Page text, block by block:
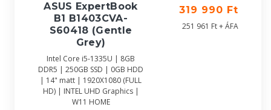
ASUS ExpertBook
B1 B1403CVA-
S60418 (Gentle
Grey)
Intel Core i5-1335U | 8GB
DDR5 | 250GB SSD | 0GB HDD
| 14" matt | 1920X1080 (FULL
HD) | INTEL UHD Graphics |
W11 HOME
319 990 Ft
251 961 Ft + ÁFA